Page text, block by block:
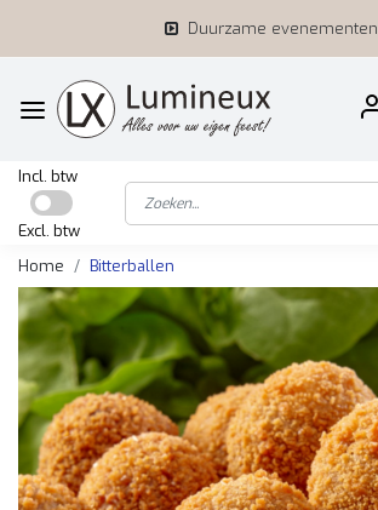
Duurzame evenementen
Incl. btw
Excl. btw
Home
Bitterballen